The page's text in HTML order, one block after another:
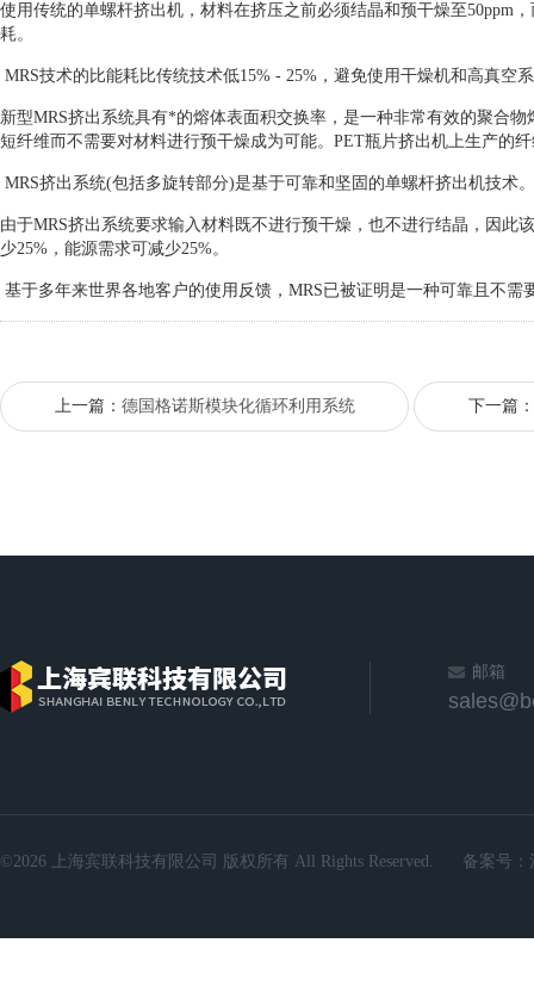
使用传统的单螺杆挤出机，材料在挤压之前必须结晶和预干燥至50ppm
耗。
MRS技术的比能耗比传统技术低15% - 25%，避免使用干燥机和高真空
新型MRS挤出系统具有*的熔体表面积交换率，是一种非常有效的聚合
短纤维而不需要对材料进行预干燥成为可能。PET瓶片挤出机上生产的
MRS挤出系统(包括多旋转部分)是基于可靠和坚固的单螺杆挤出机技
由于MRS挤出系统要求输入材料既不进行预干燥，也不进行结晶，因此
少25%，能源需求可减少25%。
基于多年来世界各地客户的使用反馈，MRS已被证明是一种可靠且不
上一篇： 德国格诺斯模块化循环利用系统 下一篇：
邮箱
©2026 上海宾联科技有限公司 版权所有 All Rights Reserved. 备案号：